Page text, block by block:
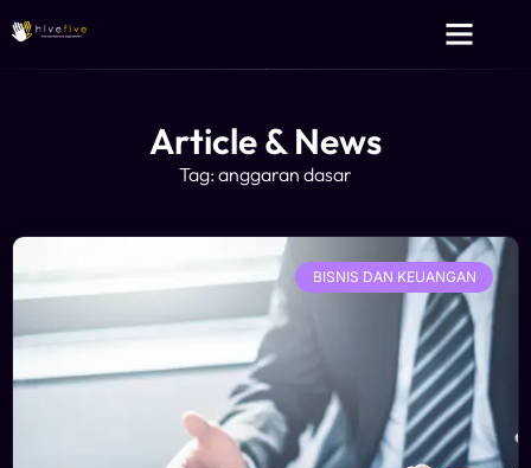
Article & News
Tag: anggaran dasar
BISNIS DAN KEUANGAN